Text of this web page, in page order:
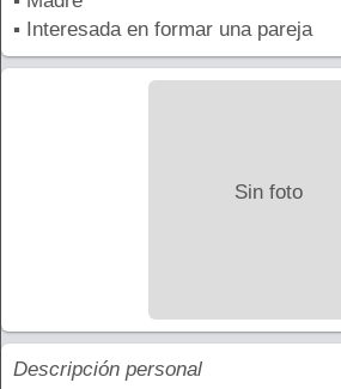
▪ Interesada en formar una pareja
Sin foto
Descripción personal